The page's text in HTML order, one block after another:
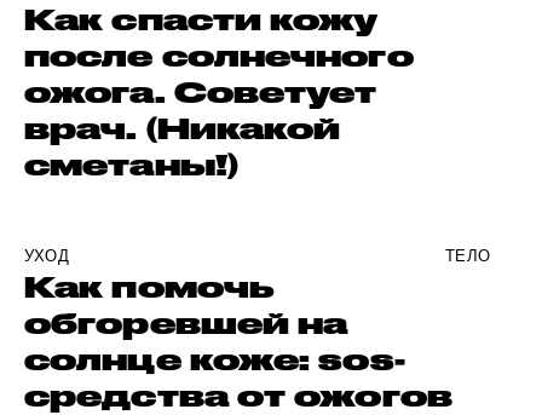
Как спасти кожу
после солнечного
ожога. Советует
врач. (Никакой
сметаны!)
УХОД ТЕЛО
Как помочь
обгоревшей на
солнце коже: sos-
средства от ожогов